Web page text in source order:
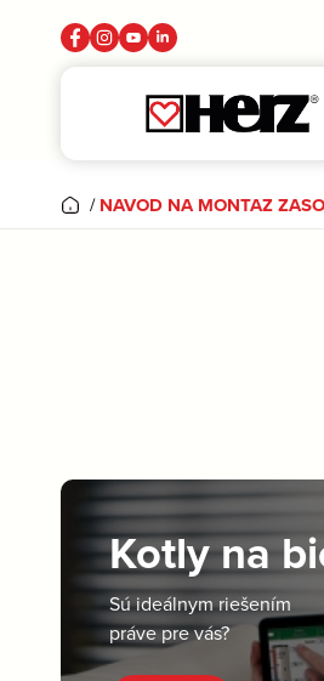
/ NAVOD NA MONTAZ
Kotly na
Sú ideálnym riešením
práve pre vás?